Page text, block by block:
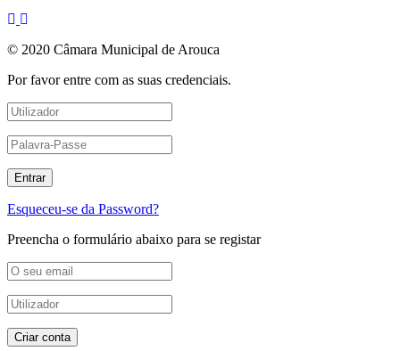
© 2020 Câmara Municipal de Arouca
Por favor entre com as suas credenciais.
Esqueceu-se da Password?
Preencha o formulário abaixo para se registar